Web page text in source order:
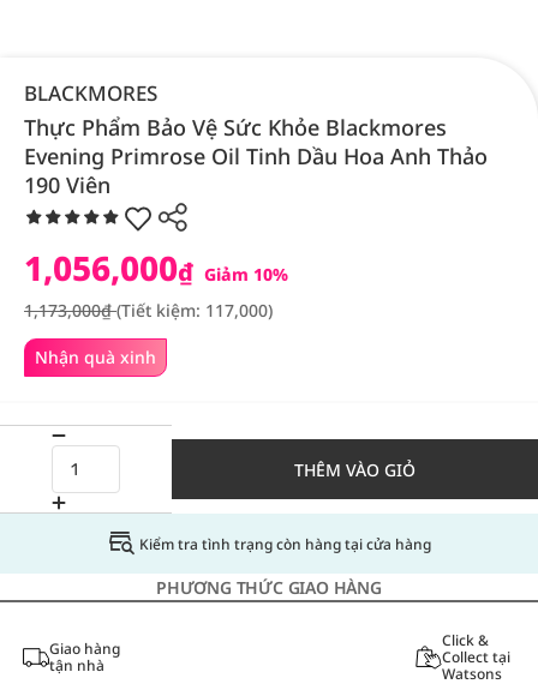
BLACKMORES
Thực Phẩm Bảo Vệ Sức Khỏe Blackmores
Evening Primrose Oil Tinh Dầu Hoa Anh Thảo
190 Viên
Nhận quà xinh
1,056,000₫ Giảm 10%
1,173,000₫(Tiết kiệm: 117,000)
THÊM VÀO GIỎ
Kiểm tra tình trạng còn hàng tại cửa hàng
PHƯƠNG THỨC GIAO HÀNG
Giao hàng
tận nhà
Click &
Collect tại
Watsons